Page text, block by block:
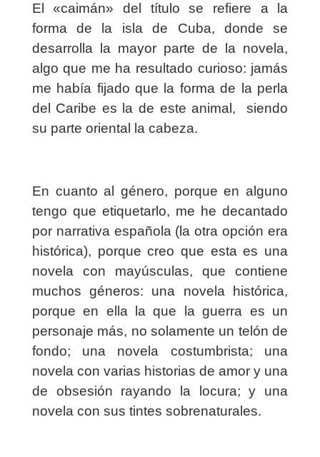
El «caimán» del título se refiere a la
forma de la isla de Cuba, donde se
desarrolla la mayor parte de la novela,
algo que me ha resultado curioso: jamás
me había fijado que la forma de la perla
del Caribe es la de este animal, siendo
su parte oriental la cabeza.
En cuanto al género, porque en alguno
tengo que etiquetarlo, me he decantado
por narrativa española (la otra opción era
histórica), porque creo que esta es una
novela con mayúsculas, que contiene
muchos géneros: una novela histórica,
porque en ella la que la guerra es un
personaje más, no solamente un telón de
fondo; una novela costumbrista; una
novela con varias historias de amor y una
de obsesión rayando la locura; y una
novela con sus tintes sobrenaturales.